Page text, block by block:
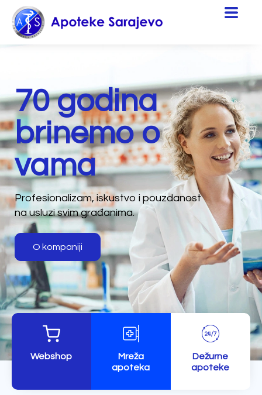
70 godina
brinemo o
vama
Profesionalizam, iskustvo i pouzdanost
na usluzi svim građanima.
O kompaniji
Webshop
Mreža
apoteka
Dežurne
apoteke